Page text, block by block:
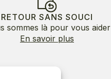
RETOUR SANS SOUCI
sommes là pour vous aider
En savoir plus